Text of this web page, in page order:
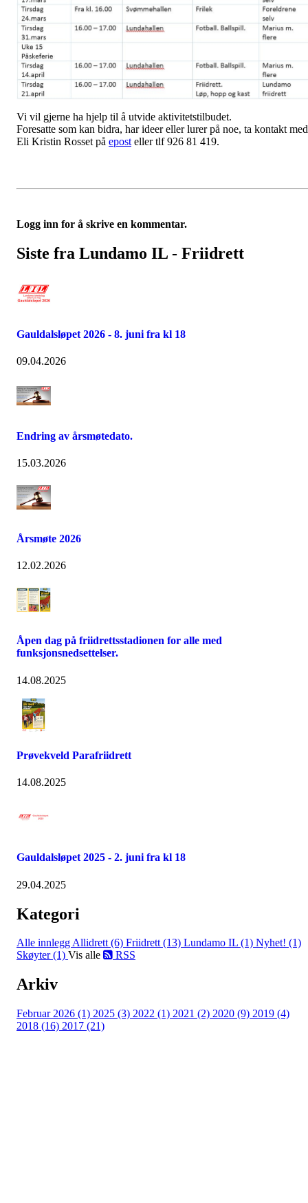
Vi vil gjerne ha hjelp til å utvide aktivitetstilbudet.
Foresatte som kan bidra, har ideer eller lurer på noe, ta kontakt med
Eli Kristin Rosset på epost eller tlf 926 81 419.
Logg inn for å skrive en kommentar.
Siste fra Lundamo IL - Friidrett
Gauldalsløpet 2026 - 8. juni fra kl 18
09.04.2026
Endring av årsmøtedato.
15.03.2026
Årsmøte 2026
12.02.2026
Åpen dag på friidrettsstadionen for alle med
funksjonsnedsettelser.
14.08.2025
Prøvekveld Parafriidrett
14.08.2025
Gauldalsløpet 2025 - 2. juni fra kl 18
29.04.2025
Kategori
Alle innleggAllidrett (6) Friidrett (13) Lundamo IL (1) Nyhet! (1)
Skøyter (1) Vis alle RSS
Arkiv
Februar 2026 (1) 2025 (3) 2022 (1) 2021 (2) 2020 (9) 2019 (4)
2018 (16) 2017 (21)